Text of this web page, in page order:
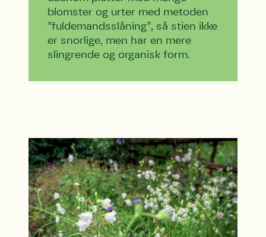
blomster og urter med metoden
”fuldemandsslåning”, så stien ikke
er snorlige, men har en mere
slingrende og organisk form.